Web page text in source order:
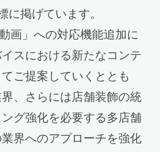
に掲げています。
画」への対応機能追加に
スにおける新たなコンテ
ご提案していくととも
、さらには店舗装飾の統
グ強化を必要する多店舗
界へのアプローチを強化